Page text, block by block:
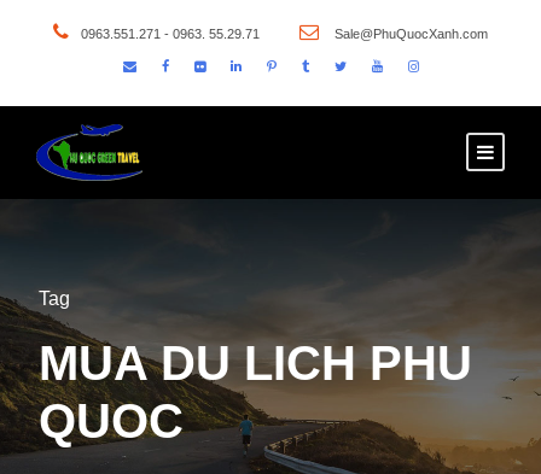
0963.551.271 - 0963. 55.29.71 Sale@PhuQuocXanh.com
Tag
MUA DU LICH PHU
QUOC